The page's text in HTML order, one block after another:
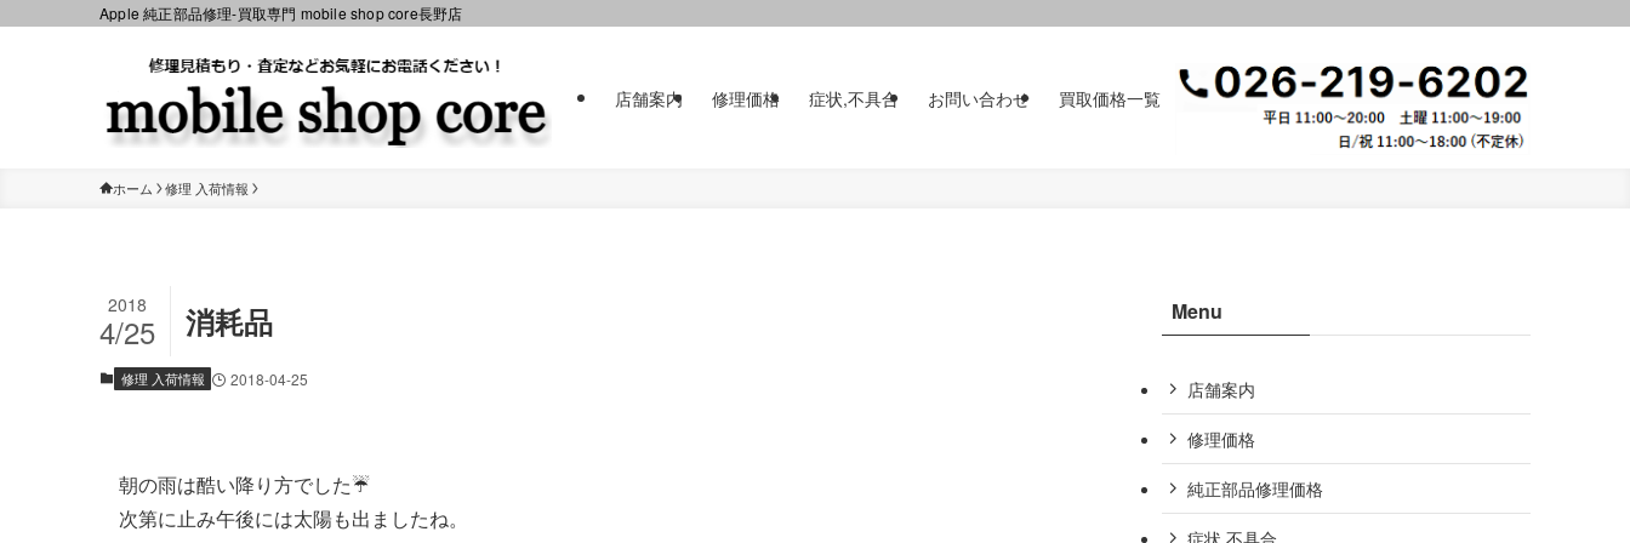
Apple 純正部品修理-買取専門 mobile shop core長野店
店舗案内 修理価格 症状,不具合 お問い合わせ 買取価格一覧
ホーム 修理 入荷情報
消耗品
2018
4/25
修理 入荷情報 2018-04-25
朝の雨は酷い降り方でした☔
次第に止み午後には太陽も出ましたね。
Menu
店舗案内
修理価格
純正部品修理価格
症状,不具合